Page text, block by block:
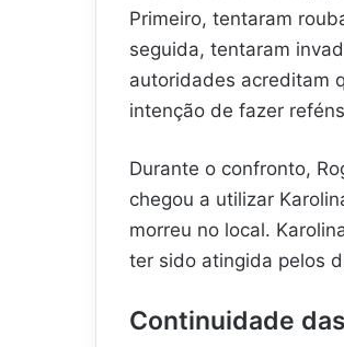
Primeiro, tentaram
seguida, tentaram
autoridades acreditam
intenção de fazer
Durante o confronto,
chegou a utilizar
morreu no local.
ter sido atingida pelos
Continuidade